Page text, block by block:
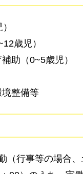
歳児）
助（0~5歳児）
境整備等
（行事等の場合